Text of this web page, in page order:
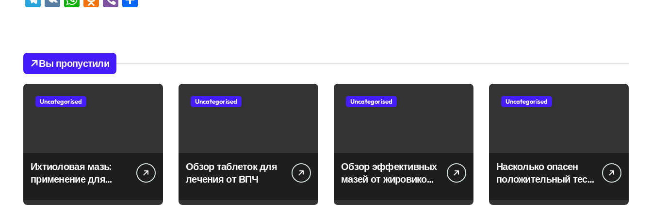
Вы пропустили
Uncategorised
Ихтиоловая мазь:
применение для
Uncategorised
Обзор таблеток для
лечения от ВПЧ
Uncategorised
Обзор эффективных
мазей от жировиков
эффектом
Uncategorised
Насколько опасен
положительный тест